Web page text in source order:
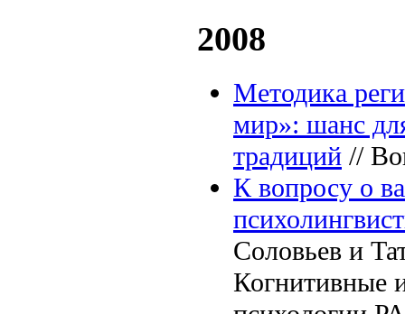
2008
Методика
мир»: шанс
традиций //
К вопросу о
Соловьев и
Когнитивные